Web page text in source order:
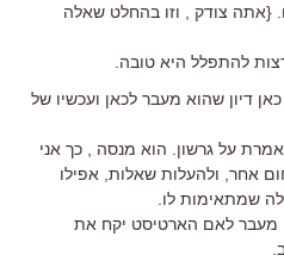
{אתה צודק , וזו בהחלט שאלה
להתפלל היא טובה.
דיון שהוא מעבר לכאן ועכשיו של
על גרשון. הוא מנסה , כך אני
אחר, ולהעלות שאלות, אפילו
שמתאימות לו.
מעבר לאם הארטיסט יקח את